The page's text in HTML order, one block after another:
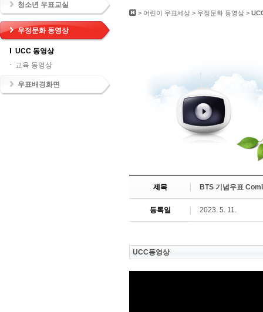
청소년 우표교실
우정문화 동영상
UCC 동영상
교육 동영상
우표배경화면
> 어린이 우표세상 > 우정문화 동영상 >
제목 BTS 기념우표
등록일 2023. 5. 11.
UCC동영상